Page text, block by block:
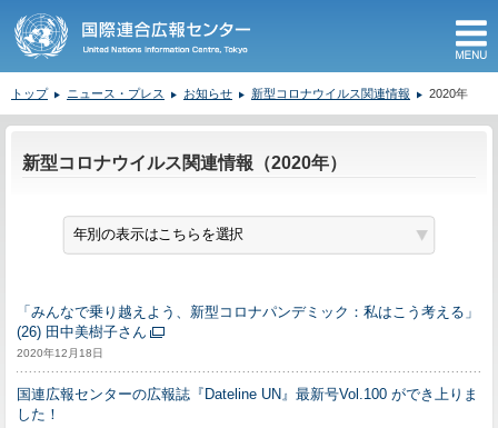
トップ ニュース・プレス お知らせ 新型コロナウイルス関連情報 2020年
新型コロナウイルス関連情報（2020年）
「みんなで乗り越えよう、新型コロナパンデミック：私はこう考える」
(26) 田中美樹子さん
2020年12月18日
国連広報センターの広報誌『Dateline UN』最新号Vol.100 ができ上りま
した！